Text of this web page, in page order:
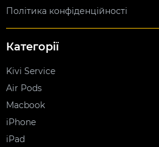
Політика конфіденційності
Категорії
Kivi Service
Air Pods
Macbook
iPhone
iPad